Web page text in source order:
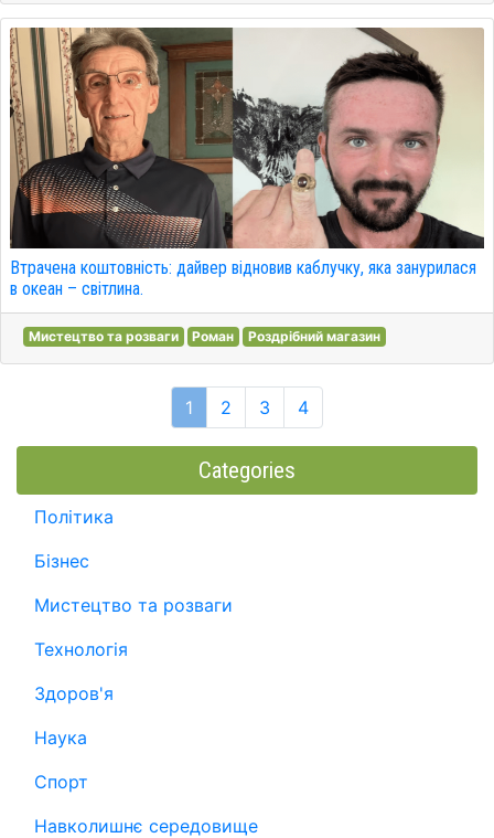
Втрачена коштовність: дайвер відновив каблучку, яка занурилася
в океан – світлина.
Мистецтво та розваги Роман Роздрібний магазин
1 2 3 4
Categories
Політика
Бізнес
Мистецтво та розваги
Технологія
Здоров'я
Наука
Спорт
Навколишнє середовище